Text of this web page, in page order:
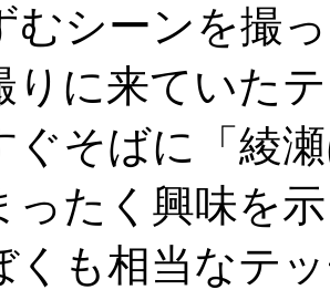
むシーンを撮
りに来ていた
ぐそばに「綾
ったく興味を
くも相当なテ